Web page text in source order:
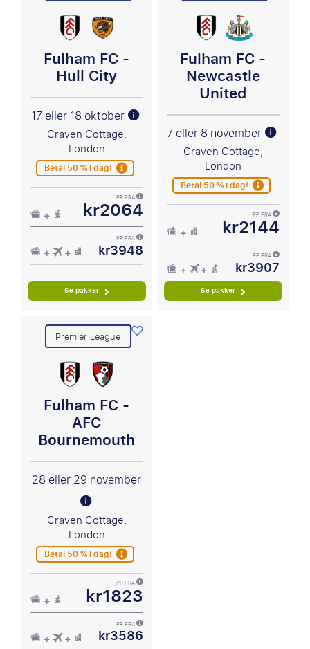
Fulham FC -
Hull City
17 eller 18 oktober
Craven Cottage,
London
Betal 50 % i dag!
PP FRA
kr2064
PP FRA
kr3948
Se pakker
Fulham FC -
Newcastle
United
7 eller 8 november
Craven Cottage,
London
Betal 50 % i dag!
PP FRA
kr2144
PP FRA
kr3907
Se pakker
Premier League
Fulham FC -
AFC
Bournemouth
28 eller 29 november
Craven Cottage,
London
Betal 50 % i dag!
PP FRA
kr1823
PP FRA
kr3586